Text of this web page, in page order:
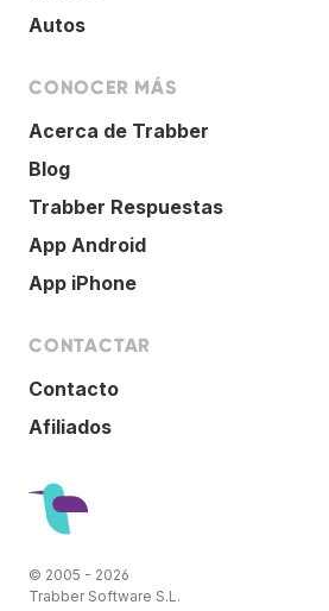
Autos
CONOCER MÁS
Acerca de Trabber
Blog
Trabber Respuestas
App Android
App iPhone
CONTACTAR
Contacto
Afiliados
© 2005 - 2026
Trabber Software S.L.